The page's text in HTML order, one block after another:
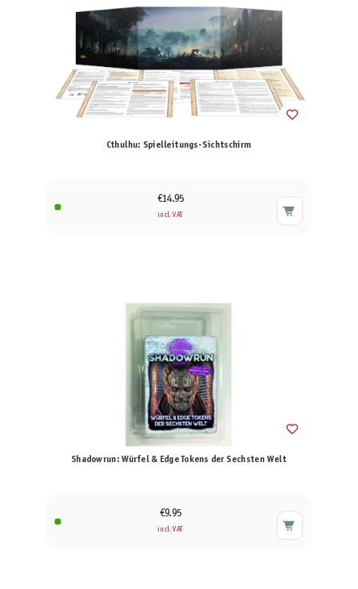
Cthulhu: Spielleitungs-Sichtschirm
€14.95
incl. VAT
Shadowrun: Würfel & Edge Tokens der Sechsten Welt
€9.95
incl. VAT